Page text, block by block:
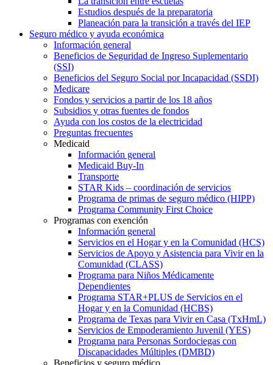
Estudios después de la preparatoria
Planeación para la transición a través del IEP
Seguro médico y ayuda económica
Información general
Beneficios de Seguridad de Ingreso Suplementario
(SSI)
Beneficios del Seguro Social por Incapacidad (SSDI)
Medicare
Fondos y servicios a partir de los 18 años
Subsidios y otras fuentes de fondos
Ayuda con los costos de la electricidad
Preguntas frecuentes
Medicaid
Información general
Medicaid Buy-In
Transporte
STAR Kids – coordinación de servicios
Programa de primas de seguro médico (HIPP)
Programa Community First Choice
Programas con exención
Información general
Servicios en el Hogar y en la Comunidad (HCS)
Servicios de Apoyo y Asistencia para Vivir en la
Comunidad (CLASS)
Programa para Niños Médicamente
Dependientes
Programa STAR+PLUS de Servicios en el
Hogar y en la Comunidad (HCBS)
Programa de Texas para Vivir en Casa (TxHmL)
Servicios de Empoderamiento Juvenil (YES)
Programa para Personas Sordociegas con
Discapacidades Múltiples (DMBD)
Beneficios y seguro médico